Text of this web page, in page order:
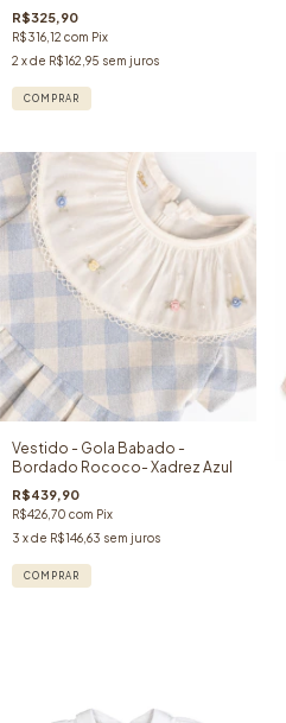
R$325,90
R$316,12 com Pix
2 x de R$162,95 sem juros
COMPRAR
Vestido - Gola Babado -
Bordado Rococo- Xadrez Azul
R$439,90
R$426,70 com Pix
3 x de R$146,63 sem juros
COMPRAR